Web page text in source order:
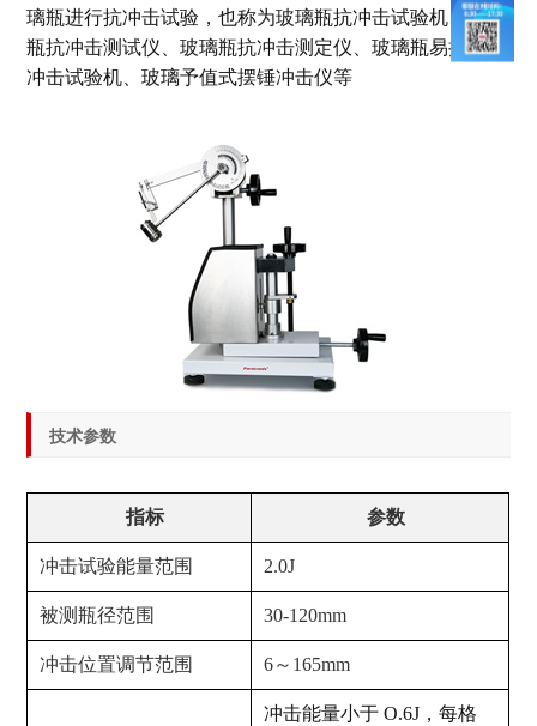
璃瓶进行抗冲击试验，也称为玻璃瓶抗冲击试验机、玻璃
瓶抗冲击测试仪、玻璃瓶抗冲击测定仪、玻璃瓶易拉罐抗
冲击试验机、玻璃予值式摆锤冲击仪等
技术参数
指标 参数
冲击试验能量范围 2.0J
被测瓶径范围 30-120mm
冲击位置调节范围 6～165mm
冲击能量小于 O.6J，每格